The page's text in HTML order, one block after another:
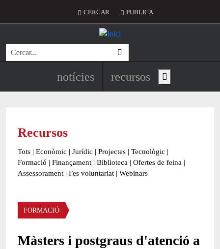
Menú del compte d'usuari
CERCAR PUBLICA
Cerca
Navegació principal de
notícies recursos Show main menu
Recursos
Tots | Econòmic | Jurídic | Projectes | Tecnològic |
Formació | Finançament | Biblioteca | Ofertes de feina |
Assessorament | Fes voluntariat | Webinars
Àmbit
FORMACIÓ
Màsters i postgraus d'atenció a